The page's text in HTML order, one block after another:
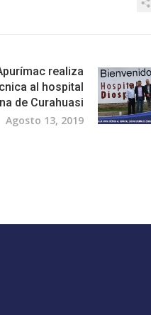
realiza
al hospital
de Curahuasi
Agosto 13, 2019